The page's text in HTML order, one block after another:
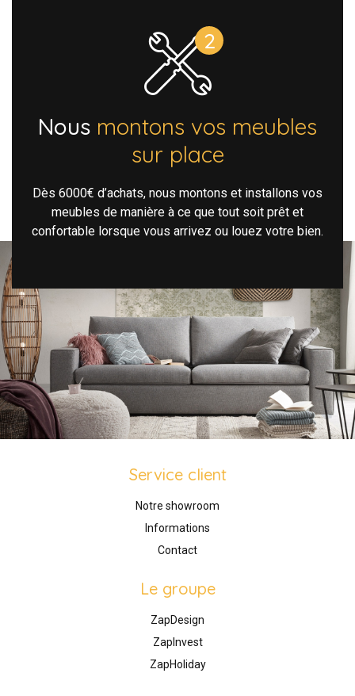
Nous montons vos meubles
sur place
Dès 6000€ d’achats, nous montons et installons vos
meubles de manière à ce que tout soit prêt et
confortable lorsque vous arrivez ou louez votre bien.
Service client
Notre showroom
Informations
Contact
Le groupe
ZapDesign
ZapInvest
ZapHoliday